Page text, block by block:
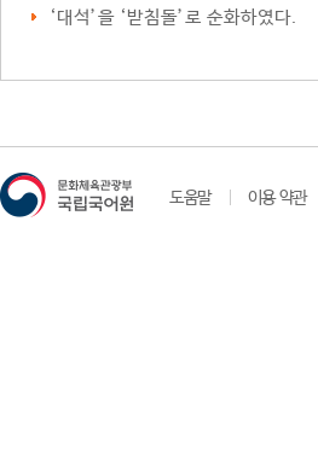
‘대석’을 ‘받침돌’로 순화하였다.
도움말 이용 약관